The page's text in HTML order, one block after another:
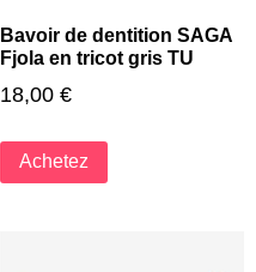
Bavoir de dentition SAGA
Fjola en tricot gris TU
18,00 €
Achetez